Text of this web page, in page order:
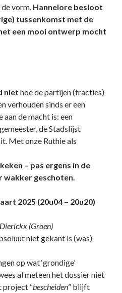
vorm. Hannelore besloot
tussenkomst met de
een mooi ontwerp mocht
niet hoe de partijen (fracties)
verhouden sinds er een
de macht is: een
de Stadslijst
Met onze Ruthie als
– pas ergens in de
wakker geschoten.
2025 (20u04 – 20u20)
(Groen)
niet gekant is (was)
op wat ‘grondige’
al meteen het dossier niet
project “bescheiden” blijft